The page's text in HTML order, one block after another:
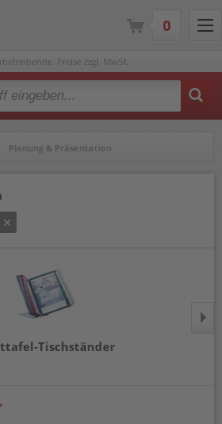
Preise zzgl. MwSt.
results.
Planung & Präsentation
Tischständer
0